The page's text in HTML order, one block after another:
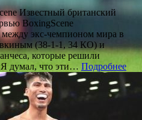
Известный британский
BoxingScene
экс-чемпионом мира в
(38-1-1, 34 КО) и
которые решили
думал, что эти… Подробнее